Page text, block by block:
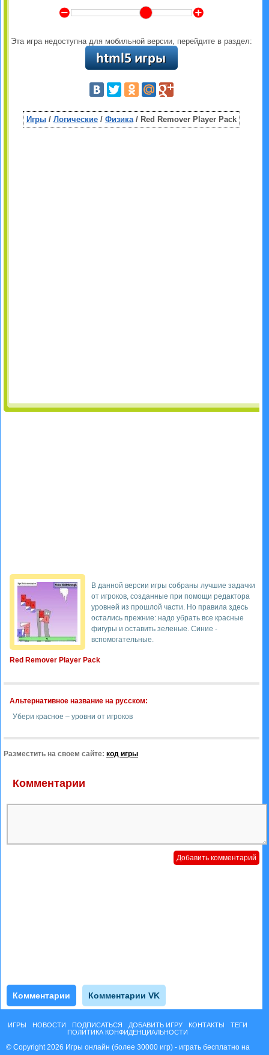
Y Z
Эта игра недоступна для мобильной версии, перейдите в раздел:
Игры/ Логические/ Физика/ Red Remover Player Pack
Red Remover Player Pack
В данной версии игры собраны лучшие задачки
от игроков, созданные при помощи редактора
уровней из прошлой части. Но правила здесь
остались прежние: надо убрать все красные
фигуры и оставить зеленые. Синие -
вспомогательные.
Альтернативное название на русском:
Убери красное – уровни от игроков
Разместить на своем сайте: код игры
Комментарии
Комментарии Комментарии VK
ИГРЫ НОВОСТИ ПОДПИСАТЬСЯ ДОБАВИТЬ ИГРУ КОНТАКТЫ
ТЕГИ
ПОЛИТИКА КОНФИДЕНЦИАЛЬНОСТИ
© Copyright 2026 Игры онлайн (более 30000 игр) - играть бесплатно на